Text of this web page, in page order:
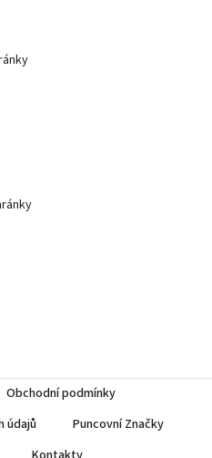
Obchodní podmínky
údajů
Puncovní Značky